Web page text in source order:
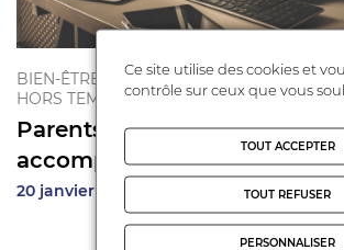
BIEN-ÊTRE DE L'ENFANT
HORS TEMPS SCOLAIRE
Parents et écrans -
accompagner vos enfant ...
20 janvier 2022
Ce site utilise des cookies et
contrôle sur ceux que vous
TOUT ACCEPTER
TOUT REFUSER
PERSONNALISER